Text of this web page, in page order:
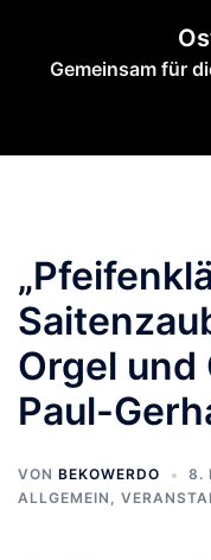
springenGemeinsam für
Orgel und
Paul-
VON BEKOWERDO
8.
ALLGEMEIN ,